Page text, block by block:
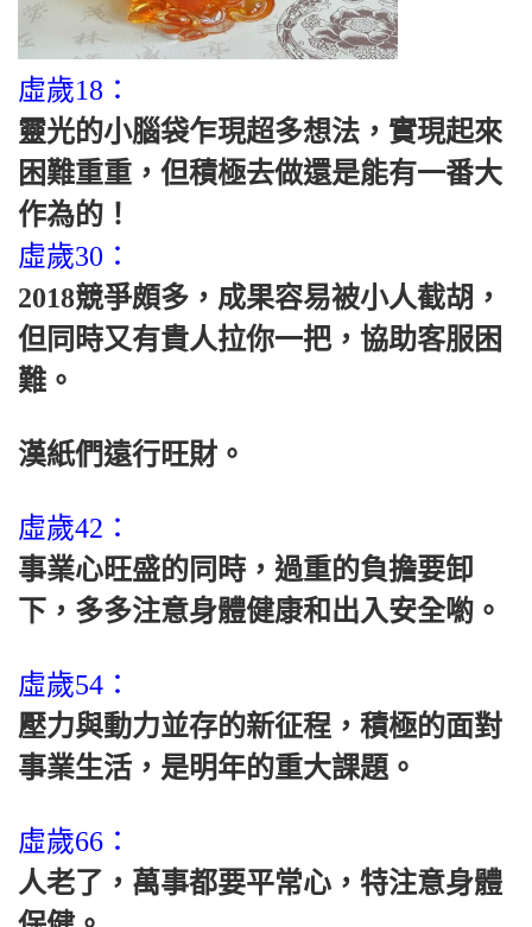
虛歲18：
靈光的小腦袋乍現超多想法，實現起來
困難重重，但積極去做還是能有一番大
作為的！
虛歲30：
2018競爭頗多，成果容易被小人截胡，
但同時又有貴人拉你一把，協助客服困
難。
漢紙們遠行旺財。
虛歲42：
事業心旺盛的同時，過重的負擔要卸
下，多多注意身體健康和出入安全喲。
虛歲54：
壓力與動力並存的新征程，積極的面對
事業生活，是明年的重大課題。
虛歲66：
人老了，萬事都要平常心，特注意身體